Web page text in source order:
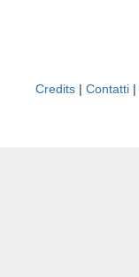
Credits | Contatti |